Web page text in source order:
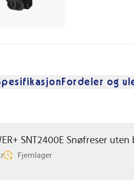
Fordeler og
SNT2400E Snøfreser
Fjernlager